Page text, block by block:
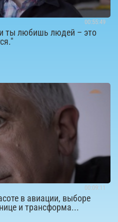
00:55:49
ты любишь людей – это
00:09:11
в авиации, выборе
и трансформа...